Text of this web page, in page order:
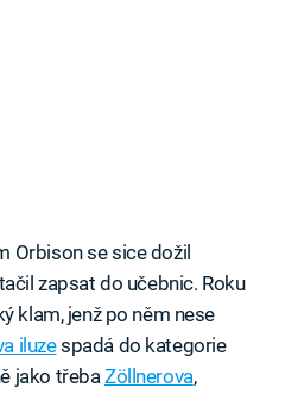
Orbison se sice dožil
zapsat do učebnic. Roku
klam, jenž po něm nese
iluzespadá do kategorie
jako třebaZöllnerova,